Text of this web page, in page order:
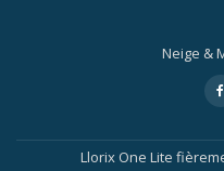
Neige &
secondaire
fa-
Llorix One Lite